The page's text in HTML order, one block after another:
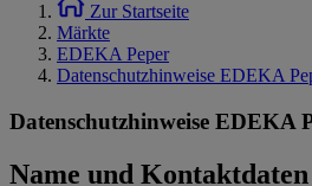
Zur Startseite
Märkte
EDEKA Peper
Datenschutzhinweise EDEKA
Datenschutzhinweise EDEKA
Name und